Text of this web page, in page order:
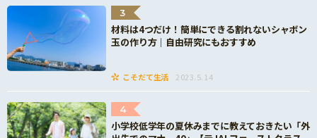
3
材料は4つだけ！簡単にできる割れないシャボン
玉の作り方｜自由研究にもおすすめ
こそだて生活 2023.5.14
4
小学校低学年の夏休みまでに教えておきたい「外